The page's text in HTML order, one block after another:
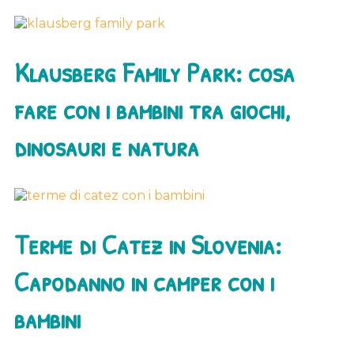
Klausberg Family Park: cosa
fare con i bambini tra giochi,
dinosauri e natura
Terme di Catez in Slovenia:
Capodanno in camper con i
bambini